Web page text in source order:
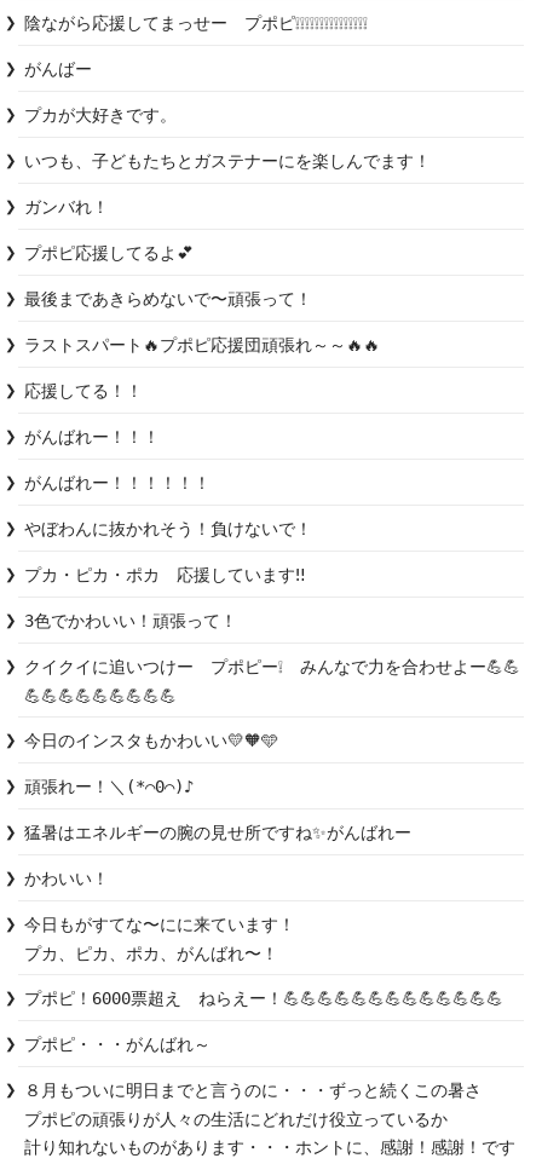
陰ながら応援してまっせー　プポピ❕❕❕❕❕❕❕❕❕❕❕❕❕❕❕
がんばー
プカが大好きです。
いつも、子どもたちとガステナーにを楽しんでます！
ガンバれ！
プポピ応援してるよ💕
最後まであきらめないで〜頑張って！
ラストスパート🔥プポピ応援団頑張れ～～🔥🔥
応援してる！！
がんばれー！！！
がんばれー！！！！！！
やぼわんに抜かれそう！負けないで！
プカ・ピカ・ポカ　応援しています‼️
3色でかわいい！頑張って！
クイクイに追いつけー　プポピー❕　みんなで力を合わせよー💪💪
💪💪💪💪💪💪💪💪💪
今日のインスタもかわいい💛🧡🩵
頑張れー！＼(*⌒0⌒)♪
猛暑はエネルギーの腕の見せ所ですね✨️がんばれー
かわいい！
今日もがすてな〜にに来ています！
プカ、ピカ、ポカ、がんばれ〜！
プポピ！6000票超え　ねらえー！💪💪💪💪💪💪💪💪💪💪💪💪💪
プポピ・・・がんばれ～
８月もついに明日までと言うのに・・・ずっと続くこの暑さ
プポピの頑張りが人々の生活にどれだけ役立っているか
計り知れないものがあります・・・ホントに、感謝！感謝！です